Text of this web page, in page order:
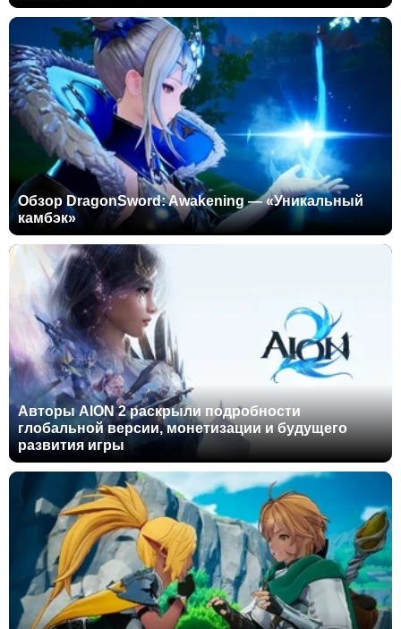
Обзор DragonSword: Awakening — «Уникальный
камбэк»
Авторы AION 2 раскрыли подробности
глобальной версии, монетизации и будущего
развития игры